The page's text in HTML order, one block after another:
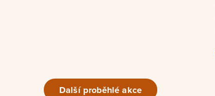
Další proběhlé akce